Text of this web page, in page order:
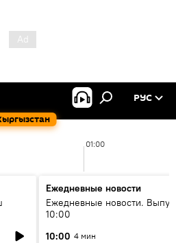
РУС
01:00
Ежедневные новости
Ежедневные новости.
10:00
10:00 4 мин